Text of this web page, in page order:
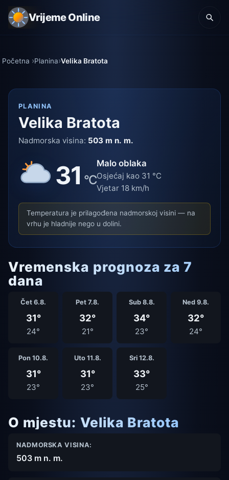
Vrijeme Online
Početna Planina Velika Bratota
PLANINA
Velika Bratota
Nadmorska visina: 503 m n. m.
31 °C
Malo oblaka
Osjećaj kao 31 °C
Vjetar 18 km/h
Temperatura je prilagođena nadmorskoj visini — na
vrhu je hladnije nego u dolini.
Vremenska prognoza za 7
dana
Čet 6.8.
31°
24°
Pet 7.8.
32°
21°
Sub 8.8.
34°
23°
Ned 9.8.
32°
24°
Pon 10.8.
31°
23°
Uto 11.8.
31°
23°
Sri 12.8.
33°
25°
O mjestu: Velika Bratota
NADMORSKA VISINA:
503 m n. m.